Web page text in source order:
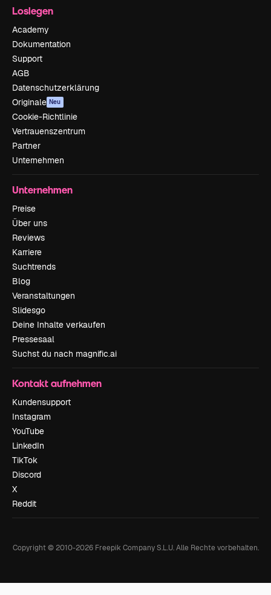
Loslegen
Academy
Dokumentation
Support
AGB
Datenschutzerklärung
Originale Neu
Cookie-Richtlinie
Vertrauenszentrum
Partner
Unternehmen
Unternehmen
Preise
Über uns
Reviews
Karriere
Suchtrends
Blog
Veranstaltungen
Slidesgo
Deine Inhalte verkaufen
Pressesaal
Suchst du nach magnific.ai
Kontakt aufnehmen
Kundensupport
Instagram
YouTube
LinkedIn
TikTok
Discord
X
Reddit
Copyright © 2010-2026Freepik Company S.L.U. Alle Rechte vorbehalten.